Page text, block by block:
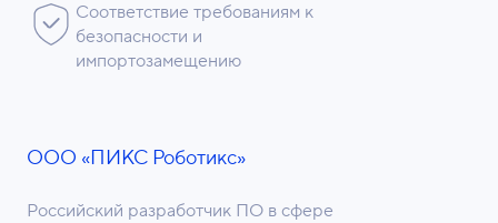
ООО «ПИКС Роботикс»
Российский разработчик ПО в сфере
Соответствие требованиям к
безопасности и
импортозамещению